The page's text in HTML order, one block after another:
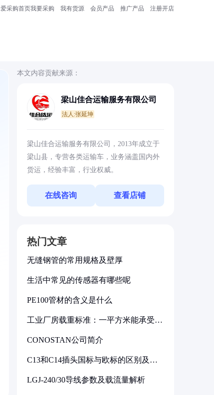
爱采购首页我要采购 我有货源 会员产品 推广产品 注册开店
本文内容贡献来源：
梁山佳合运输服务有限公司
法人:张延坤
梁山佳合运输服务有限公司，2013年成立于
梁山县，专营各类运输车，业务涵盖国内外
货运，经验丰富，行业权威。
在线咨询 查看店铺
热门文章
无缝钢管的常用规格及壁厚
生活中常见的传感器有哪些呢
PE100管材的含义是什么
工业厂房载重标准：一平方米能承受多
CONOSTAN公司简介
C13和C14插头国标与欧标的区别及其
LGJ-240/30导线参数及载流量解析